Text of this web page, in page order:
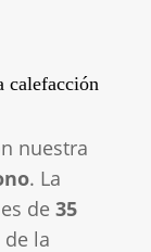
calefacción
nuestra
. La
de 35
la